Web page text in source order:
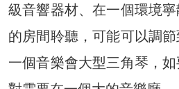
級音響器材、在一個環境
的房間聆聽，可能可以調節
一個音樂會大型三角琴，